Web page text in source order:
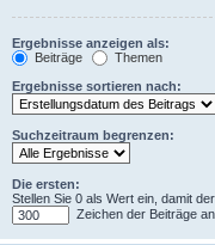
Ergebnisse anzeigen als:
Beiträge
Themen
Ergebnisse sortieren nach:
Suchzeitraum begrenzen:
Die ersten:
Stellen Sie 0 als Wert ein, damit
Zeichen der Beiträge